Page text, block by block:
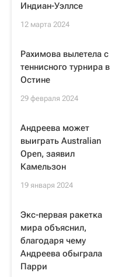
Индиан-Уэллсе
12 марта 2024
Рахимова вылетела с
теннисного турнира в
Остине
29 февраля 2024
Андреева может
выиграть Australian
Open, заявил
Камельзон
19 января 2024
Экс-первая ракетка
мира объяснил,
благодаря чему
Андреева обыграла
Парри